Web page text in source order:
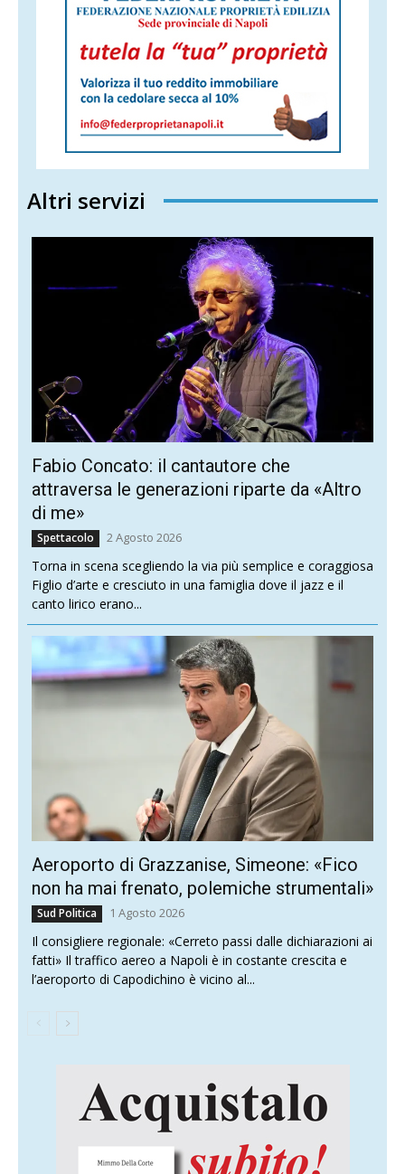
Altri servizi
Fabio Concato: il cantautore che
attraversa le generazioni riparte da «Altro
di me»
Spettacolo 2 Agosto 2026
Torna in scena scegliendo la via più semplice e coraggiosa
Figlio d’arte e cresciuto in una famiglia dove il jazz e il
canto lirico erano...
Aeroporto di Grazzanise, Simeone: «Fico
non ha mai frenato, polemiche strumentali»
Sud Politica 1 Agosto 2026
Il consigliere regionale: «Cerreto passi dalle dichiarazioni ai
fatti» Il traffico aereo a Napoli è in costante crescita e
l’aeroporto di Capodichino è vicino al...